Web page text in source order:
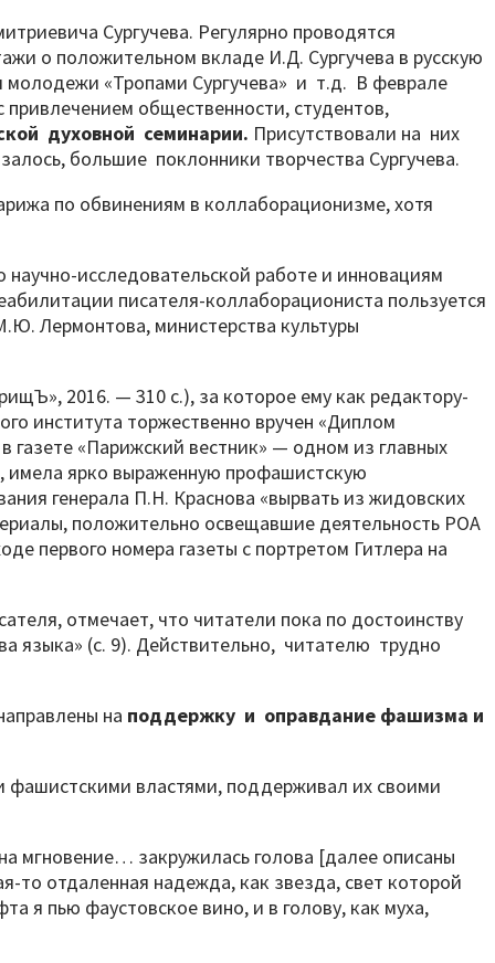
Сургучева. Регулярно проводятся
о положительном вкладе И.Д. Сургучева в русскую
молодежи «Тропами Сургучева» и т.д. В феврале
общественности, студентов,
духовной семинарии. Присутствовали на них
большие поклонники творчества Сургучева.
по обвинениям в коллаборационизме, хотя
исследовательской работе и инновациям
писателя-коллаборациониста пользуется
Лермонтова, министерства культуры
2016. — 310 с.), за которое ему как редактору-
института торжественно вручен «Диплом
«Парижский вестник» — одном из главных
имела ярко выраженную профашистскую
генерала П.Н. Краснова «вырвать из жидовских
положительно освещавшие деятельность РОА
первого номера газеты с портретом Гитлера на
отмечает, что читатели пока по достоинству
языка» (с. 9). Действительно, читателю трудно
на поддержку и оправдание фашизма и
фашистскими властями, поддерживал их своими
мгновение… закружилась голова [далее описаны
то отдаленная надежда, как звезда, свет которой
я пью фаустовское вино, и в голову, как муха,